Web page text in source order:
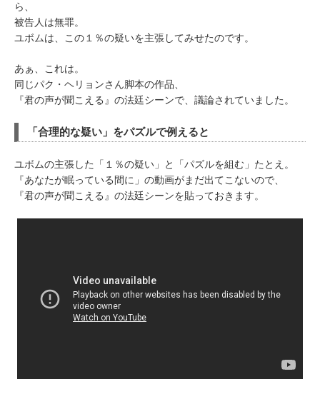
ら、
被告人は無罪。
ユボムは、この１％の疑いを主張してみせたのです。
あぁ、これは。
同じパク・ヘリョンさん脚本の作品、
『君の声が聞こえる』の法廷シーンで、議論されていました。
「合理的な疑い」をパズルで例えると
ユボムの主張した「１％の疑い」と「パズルを組む」たとえ。
『あなたが眠っている間に」の動画がまだ出てこないので、
『君の声が聞こえる』の法廷シーンを貼っておきます。